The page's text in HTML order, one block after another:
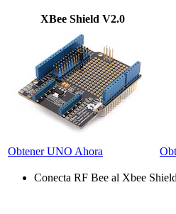
XBee Shield V2.0
Obtener UNO Ahora
Conecta RF Bee al Xbee